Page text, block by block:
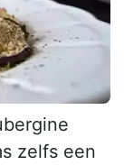
zelfs een